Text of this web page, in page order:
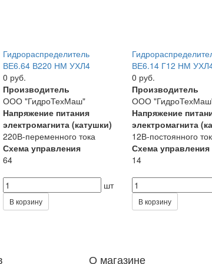
Гидрораспределитель
ВЕ6.64 В220 НМ УХЛ4
0 руб.
Производитель
ООО "ГидроТехМаш"
Напряжение питания
электромагнита (катушки)
220В-переменного тока
Схема управления
64
шт
В корзину
ВЕ6.14 Г12 НМ
0 руб.
Производитель
ООО
Напряжение
электромагнита
12В-постоянного
Схема управления
14
В корзину
О магазине